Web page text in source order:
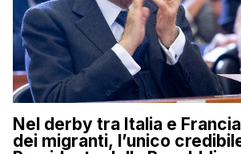
Nel derby tra Italia e
dei migranti, l’unico